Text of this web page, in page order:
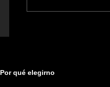
Por qué elegirno